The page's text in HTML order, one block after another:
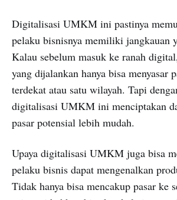
Digitalisasi UMKM ini pastinya
pelaku bisnisnya memiliki jangkauan
Kalau sebelum masuk ke ranah
yang dijalankan hanya bisa menyasar
terdekat atau satu wilayah. Tapi
digitalisasi UMKM ini menciptakan
pasar potensial lebih mudah.
Upaya digitalisasi UMKM juga bisa
pelaku bisnis dapat mengenalkan
Tidak hanya bisa mencakup pasar ke